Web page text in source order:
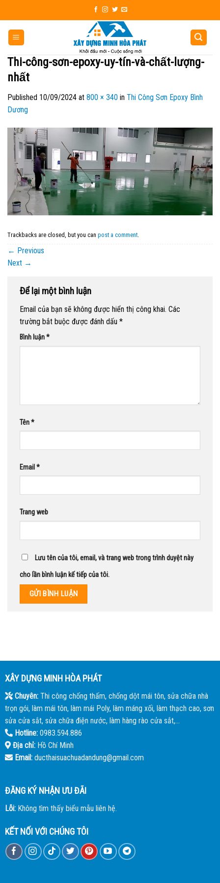
to
content
Thi-công-sơn-epoxy-uy-tín-và-chất-lượng-
nhất
Published 10/09/2024 at 800 × 340 in Thi Công Sơn Epoxy Bình
Dương
Trackbacks are closed, but you can post a comment.
← Previous
Next →
Để lại một bình luận
Email của bạn sẽ không được hiển thị công khai. Các
trường bắt buộc được đánh dấu *
Bình luận*
Tên*
Email *
Trang web
Lưu tên của tôi, email, và trang web trong trình duyệt này
cho lần bình luận kế tiếp của tôi.
XÂY DỰNG MINH HÒA PHÁT
Chuyên:Thi công chống thấm, chống dột mái tôn, sửa chữa nhà
trọn gói, làm mái tôn, làm mái Poly, làm máng xối, làm thạch cao, sơn
sửa cửa sắt, sửa chữa điện nước, làm hàng rào cửa sắt,...
Hotline:0983.594.886
Địa chỉ:Hồ Chí Minh
Email:ducthaisuachuadandung@gmail.com
ĐĂNG KÝ NHẬN ƯU ĐÃI
Lỗi:Không tìm thấy biểu mẫu liên hệ.
KẾT NỐI VỚI CHÚNG TÔI